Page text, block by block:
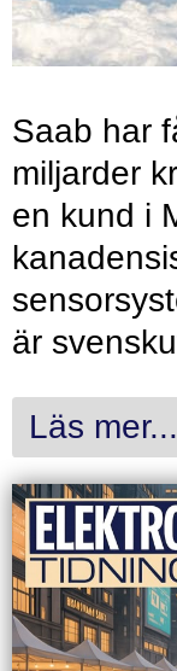
Saab har
miljarder
en kund i
är
Läs mer...